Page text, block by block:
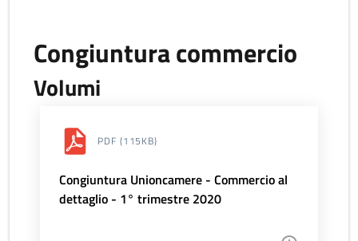
Congiuntura commercio
Volumi
PDF (115KB)
Congiuntura Unioncamere - Commercio al
dettaglio - 1° trimestre 2020